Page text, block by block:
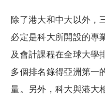
除了港大和中大以外，
必定是科大所開設的專
及會計課程在全球大學
多個排名錄得亞洲第一
量。另外，科大與港大